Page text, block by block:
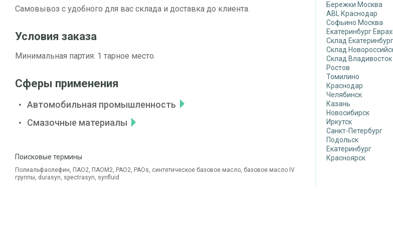
Самовывоз с удобного для вас склада и доставка до клиента.
Условия заказа
Минимальная партия: 1 тарное место.
Сферы применения
Автомобильная промышленность
Смазочные материалы
Поисковые термины
Полиальфаолефин, ПАО2, ПАОМ2, PAO2, PAOs, синтетическое базовое масло, базовое масло IV
группы, durasyn, spectrasyn, synfluid
Бережки Москва
ABL Краснодар
Софьино Москва
Екатеринбург
Склад
Склад
Склад Владивосток
Ростов
Томилино
Краснодар
Челябинск
Казань
Новосибирск
Иркутск
Санкт-Петербург
Подольск
Екатеринбург
Красноярск